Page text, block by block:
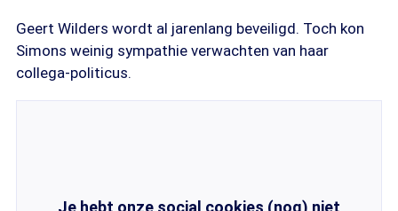
Geert Wilders wordt al jarenlang beveiligd. Toch kon
Simons weinig sympathie verwachten van haar
collega-politicus.
Je hebt onze social cookies (nog) niet